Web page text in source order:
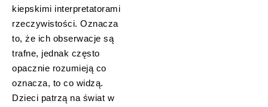
kiepskimi interpretatorami
rzeczywistości. Oznacza
to, że ich obserwacje są
trafne, jednak często
opacznie rozumieją co
oznacza, to co widzą.
Dzieci patrzą na świat w